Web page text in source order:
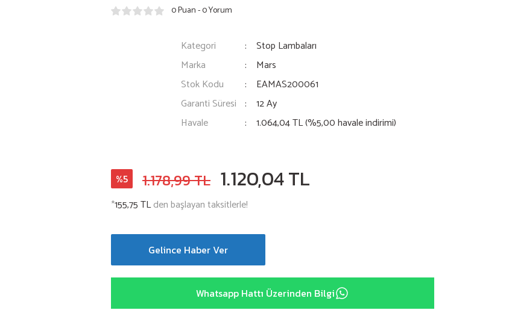
0 Puan - 0 Yorum
Kategori
Stop Lambaları
Marka
Mars
Stok Kodu
EAMAS200061
Garanti Süresi
12 Ay
Havale
1.064,04 TL (%5,00 havale indirimi)
%5 1.178,99 TL 1.120,04 TL
*155,75 TLden başlayan taksitlerle!
Gelince Haber Ver
Whatsapp Hattı Üzerinden Bilgi